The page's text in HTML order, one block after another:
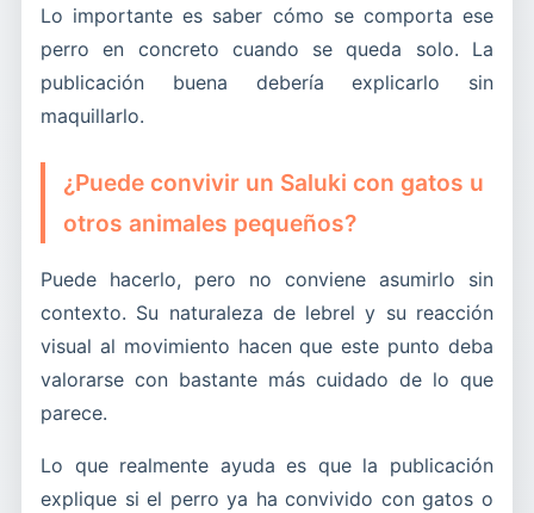
Lo importante es saber cómo se comporta ese
perro en concreto cuando se queda solo. La
publicación buena debería explicarlo sin
maquillarlo.
¿Puede convivir un Saluki con gatos u
otros animales pequeños?
Puede hacerlo, pero no conviene asumirlo sin
contexto. Su naturaleza de lebrel y su reacción
visual al movimiento hacen que este punto deba
valorarse con bastante más cuidado de lo que
parece.
Lo que realmente ayuda es que la publicación
explique si el perro ya ha convivido con gatos o